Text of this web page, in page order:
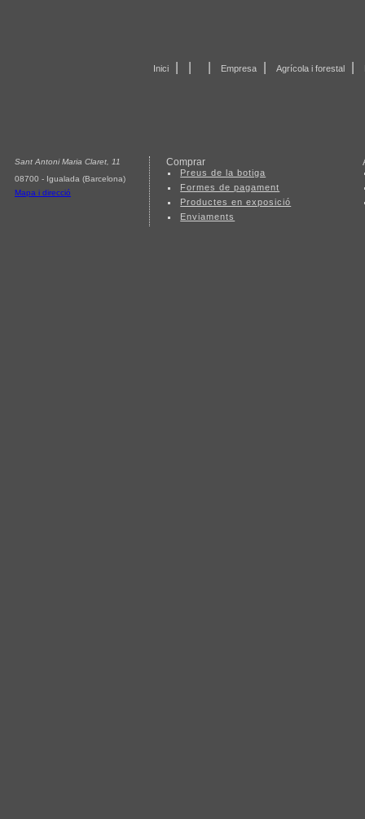
Inici Empresa Agrícola i forestal
Sant Antoni Maria Claret, 11
08700 - Igualada (Barcelona)
Mapa i direcció
Comprar
Preus de la botiga
Formes de pagament
Productes en exposició
Enviaments